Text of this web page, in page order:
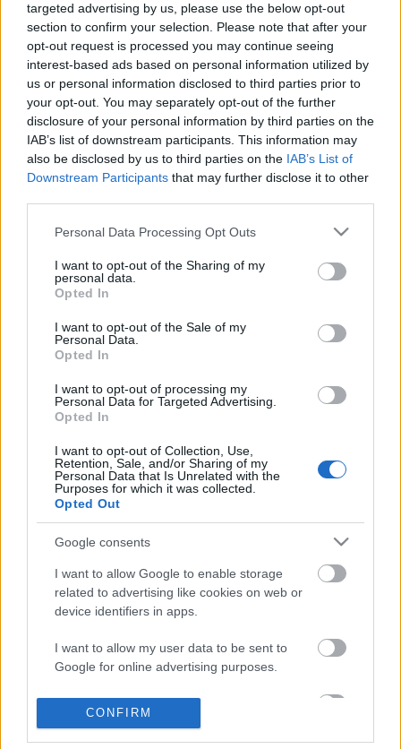
targeted advertising by us, please use the below opt-out
section to confirm your selection. Please note that after your
opt-out request is processed you may continue seeing
interest-based ads based on personal information utilized by
us or personal information disclosed to third parties prior to
your opt-out. You may separately opt-out of the further
disclosure of your personal information by third parties on the
IAB’s list of downstream participants. This information may
also be disclosed by us to third parties on the IAB’s List of
Downstream Participants that may further disclose it to other
Please note that this website/app uses one or more Google
not limited to your visit or usage behaviour. You may click to
grant or deny consent to Google and its third-party tags to
use your data for below specified purposes in below Google
consent section.
Personal Data Processing Opt Outs
I want to opt-out of the Sharing of my
personal data.
Opted In
I want to opt-out of the Sale of my
Personal Data.
Opted In
I want to opt-out of processing my
Personal Data for Targeted Advertising.
Opted In
I want to opt-out of Collection, Use,
Retention, Sale, and/or Sharing of my
Personal Data that Is Unrelated with the
Purposes for which it was collected.
Opted Out
Google consents
I want to allow Google to enable storage
related to advertising like cookies on web or
device identifiers in apps.
I want to allow my user data to be sent to
Google for online advertising purposes.
I want to allow Google to send me
CONFIRM
A nemzetközi klímacsúcstalálkozók (COP –
Conference of the Parties) rendszerében azért nehéz
kiigazodni, mert nagyon sok a részletkérdés, amiket
gyakran még a szakemberek se feltétlenül tudnak
követni. Ugyanakkor mindig van egy kiemelt
politikai kérdés, és valójában az a fontos, azzal kell…
Magyarország energiaszolgáltatói,
egyesüljetek!
Fülöp Orsolya•2014. augusztus 28.
miről is határozott a kormány a holding alapú
közszolgáltatási rendszerrel kapcsolatos tegnapi
kormányhatározatban. Nem sikerült teljes
mértékben, amit viszont megértettem belőle, annak
egyelőre elképzelni sem.
Miért titkolja Orbán Viktor paksi
terveit?